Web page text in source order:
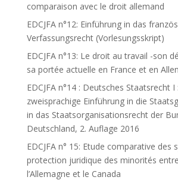
comparaison avec le droit allemand
EDCJFA n°12: Einführung in das
Verfassungsrecht (Vorlesungsskript)
EDCJFA n°13: Le droit au travail -son
sa portée actuelle en France et en
EDCJFA n°14 : Deutsches Staatsrecht I
zweisprachige Einführung in die
in das Staatsorganisationsrecht der
Deutschland, 2. Auflage 2016
EDCJFA n° 15: Etude comparative des
protection juridique des minorités
l’Allemagne et le Canada